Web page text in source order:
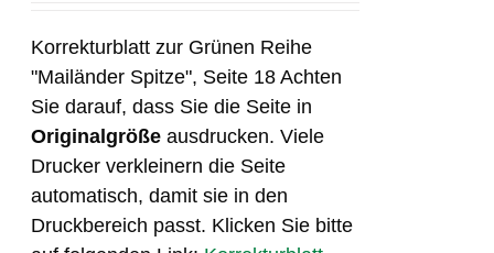
Korrekturblatt zur Grünen Reihe
"Mailänder Spitze", Seite 18 Achten
Sie darauf, dass Sie die Seite in
Originalgröße ausdrucken. Viele
Drucker verkleinern die Seite
automatisch, damit sie in den
Druckbereich passt. Klicken Sie bitte